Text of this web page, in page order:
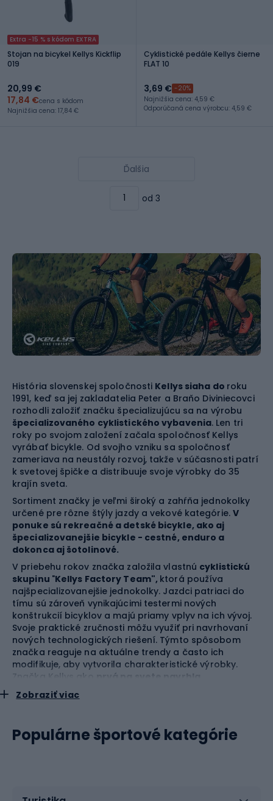
Extra -15 % s kódom EXTRA
Stojan na bicykel Kellys Kickflip
019
20,99 €
17,84 €cena s kódom
Najnižšia cena: 17,84 €
Cyklistické pedále Kellys čierne
FLAT 10
3,69 € -20%
Najnižšia cena: 4,59 €
Odporúčaná cena výrobcu: 4,59 €
Ďalšia
od 3
História slovenskej spoločnosti Kellys siaha do roku
1991, keď sa jej zakladatelia Peter a Braňo Diviniecovci
rozhodli založiť značku špecializujúcu sa na výrobu
špecializovaného cyklistického vybavenia. Len tri
roky po svojom založení začala spoločnosť Kellys
vyrábať bicykle. Od svojho vzniku sa spoločnosť
zameriava na neustály rozvoj, takže v súčasnosti patrí
k svetovej špičke a distribuuje svoje výrobky do 35
krajín sveta.
Sortiment značky je veľmi široký a zahŕňa jednokolky
určené pre rôzne štýly jazdy a vekové kategórie. V
ponuke sú rekreačné a detské bicykle, ako aj
špecializovanejšie bicykle - cestné, enduro a
dokonca aj šotolinové.
V priebehu rokov značka založila vlastnú cyklistickú
skupinu "Kellys Factory Team", ktorá používa
najšpecializovanejšie jednokolky. Jazdci patriaci do
tímu sú zároveň vynikajúcimi testermi nových
konštrukcií bicyklov a majú priamy vplyv na ich vývoj.
Svoje praktické zručnosti môžu využiť pri navrhovaní
nových technologických riešení. Týmto spôsobom
značka reaguje na aktuálne trendy a často ich
modifikuje, aby vytvorila charakteristické výrobky.
Značka Kellys ako
prvá na svete navrhla
celoodpružený elektrický bicykel s názvom Kellys
THEOS F-Series
jednokolesových bicyklov.
Zobraziť viac
Populárne športové kategórie